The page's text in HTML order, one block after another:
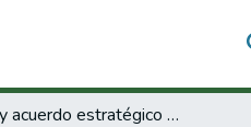
Plan y acuerdo estratégico departamental en ciencia, tecnología e innovación : Departamento del Quindío